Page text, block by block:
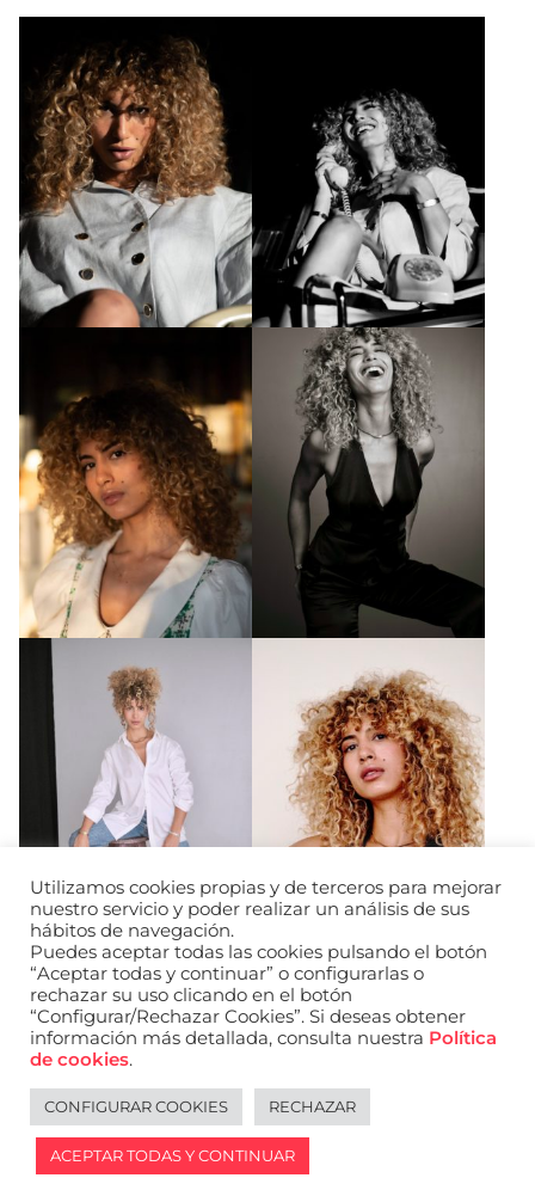
URL de Facebook
URL de Instagram
URL de Linkedin
2026 © WANTED
Política de cookies
Política de privacidad de redes sociales
English
Utilizamos cookies propias y de terceros para mejorar
nuestro servicio y poder realizar un análisis de sus
hábitos de navegación.
Puedes aceptar todas las cookies pulsando el botón
“Aceptar todas y continuar” o configurarlas o
rechazar su uso clicando en el botón
“Configurar/Rechazar Cookies”. Si deseas obtener
información más detallada, consulta nuestra Política
de cookies.
CONFIGURAR COOKIES RECHAZAR
ACEPTAR TODAS Y CONTINUAR